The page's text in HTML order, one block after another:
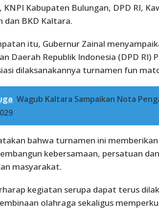
KNPI Kabupaten Bulungan, DPD RI,
dan BKD Kaltara.
itu, Gubernur Zainal
Daerah Republik Indonesia (DPD RI)
dilaksanakannya turnamen fun
Wagub Kaltara Sampaikan Nota
bahwa turnamen ini
kebersamaan, persatuan
masyarakat.
kegiatan serupa dapat terus
olahraga sekaligus